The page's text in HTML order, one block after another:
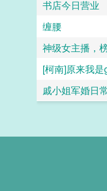
书店今日营业
缠腰
神级女主播，
[柯南]原来我是
戚小姐军婚日